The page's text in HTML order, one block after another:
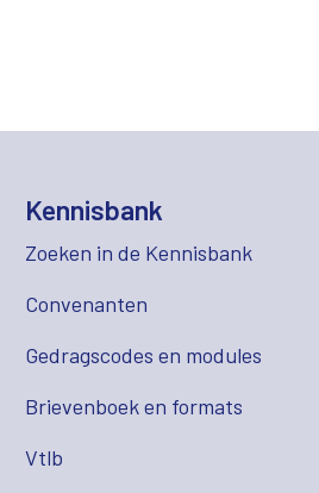
Kennisbank
Zoeken in de Kennisbank
Convenanten
Gedragscodes en modules
Brievenboek en formats
Vtlb